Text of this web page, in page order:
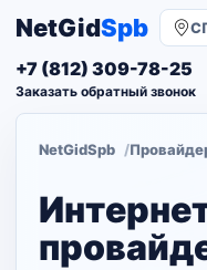
NetGidSpb
+7 (812) 309-78-25
Заказать обратный звонок
NetGidSpb